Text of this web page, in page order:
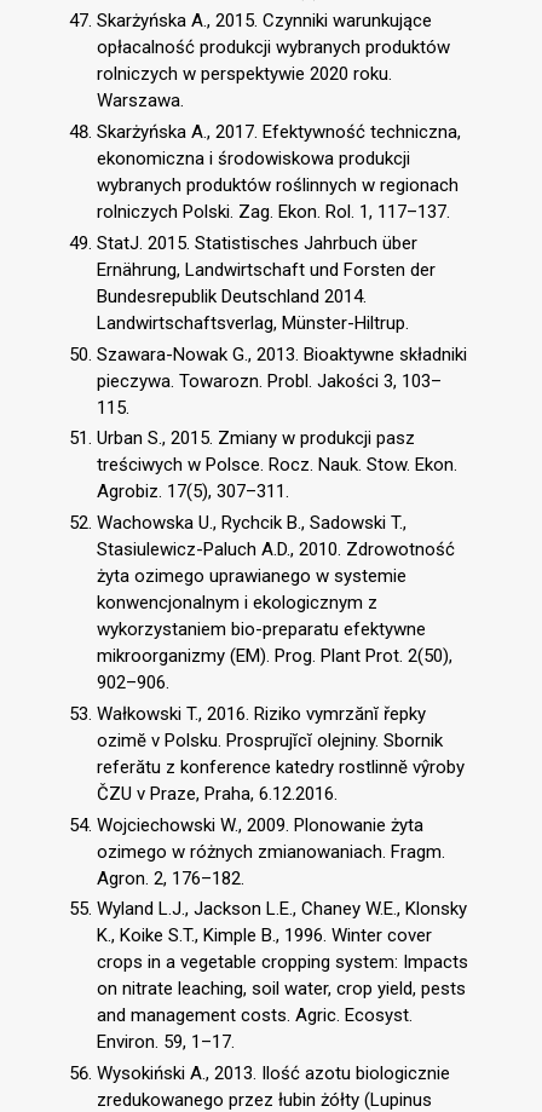
Skarżyńska A., 2015. Czynniki warunkujące
opłacalność produkcji wybranych produktów
rolniczych w perspektywie 2020 roku.
Warszawa.
Skarżyńska A., 2017. Efektywność techniczna,
ekonomiczna i środowiskowa produkcji
wybranych produktów roślinnych w regionach
rolniczych Polski. Zag. Ekon. Rol. 1, 117–137.
StatJ. 2015. Statistisches Jahrbuch über
Ernährung, Landwirtschaft und Forsten der
Bundesrepublik Deutschland 2014.
Landwirtschaftsverlag, Münster-Hiltrup.
Szawara-Nowak G., 2013. Bioaktywne składniki
pieczywa. Towarozn. Probl. Jakości 3, 103–
115.
Urban S., 2015. Zmiany w produkcji pasz
treściwych w Polsce. Rocz. Nauk. Stow. Ekon.
Agrobiz. 17(5), 307–311.
Wachowska U., Rychcik B., Sadowski T.,
Stasiulewicz-Paluch A.D., 2010. Zdrowotność
żyta ozimego uprawianego w systemie
konwencjonalnym i ekologicznym z
wykorzystaniem bio-preparatu efektywne
mikroorganizmy (EM). Prog. Plant Prot. 2(50),
902–906.
Wałkowski T., 2016. Riziko vymrzănĭ řepky
ozimĕ v Polsku. Prosprujĭcĭ olejniny. Sbornik
referătu z konference katedry rostlinnĕ vŷroby
ČZU v Praze, Praha, 6.12.2016.
Wojciechowski W., 2009. Plonowanie żyta
ozimego w różnych zmianowaniach. Fragm.
Agron. 2, 176–182.
Wyland L.J., Jackson L.E., Chaney W.E., Klonsky
K., Koike S.T., Kimple B., 1996. Winter cover
crops in a vegetable cropping system: Impacts
on nitrate leaching, soil water, crop yield, pests
and management costs. Agric. Ecosyst.
Environ. 59, 1–17.
Wysokiński A., 2013. Ilość azotu biologicznie
zredukowanego przez łubin żółty (Lupinus